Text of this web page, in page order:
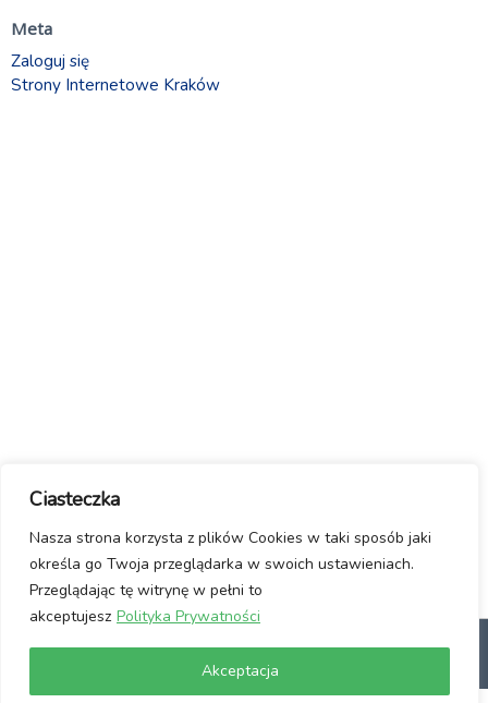
Ciasteczka
Nasza strona korzysta z plików Cookies w taki sposób jaki
określa go Twoja przeglądarka w swoich ustawieniach.
Przeglądając tę witrynę w pełni to
akceptujesz Polityka Prywatności
Akceptacja
Meta
Zaloguj się
Strony Internetowe Kraków
Usuwanie wirusów ze stron www